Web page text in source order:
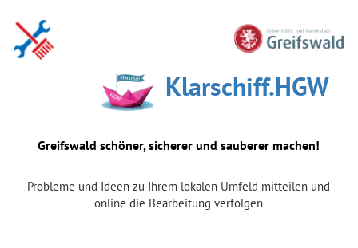
Klarschiff.HGW
Greifswald schöner, sicherer und sauberer machen!
Probleme und Ideen zu Ihrem lokalen Umfeld mitteilen und
online die Bearbeitung verfolgen